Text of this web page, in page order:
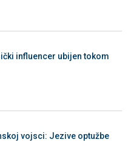
influencer ubijen tokom
vojsci: Jezive optužbe